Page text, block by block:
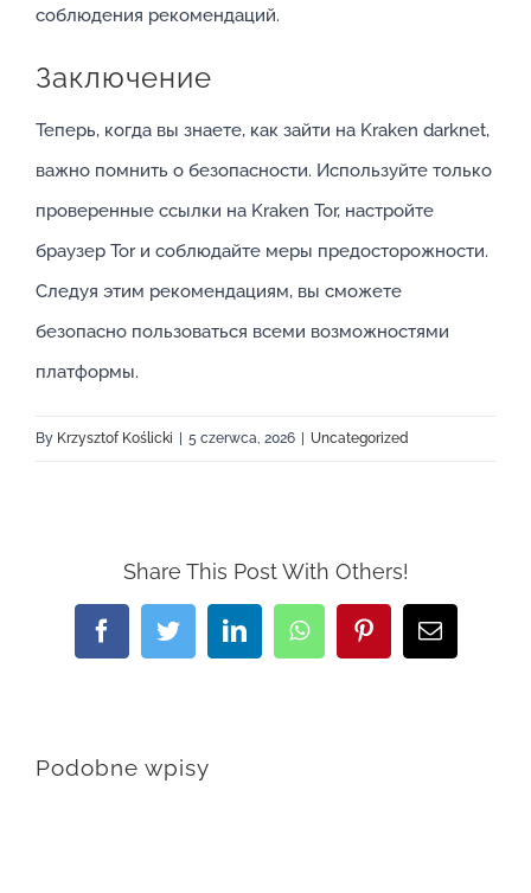
соблюдения рекомендаций.
Заключение
Теперь, когда вы знаете, как зайти на Kraken darknet,
важно помнить о безопасности. Используйте только
проверенные ссылки на Kraken Tor, настройте
браузер Tor и соблюдайте меры предосторожности.
Следуя этим рекомендациям, вы сможете
безопасно пользоваться всеми возможностями
платформы.
By Krzysztof Koślicki 5 czerwca, 2026 Uncategorized
Share This Post With Others!
FacebookTwitterLinkedInWhatsAppPinterestEmail
Podobne wpisy